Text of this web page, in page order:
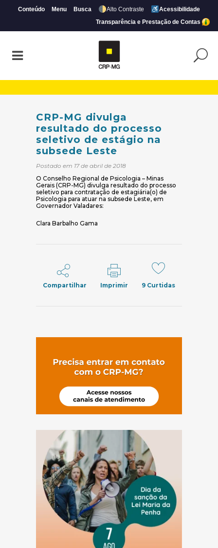
Conteúdo Menu Busca Alto Contraste
Acessibilidade
Transparência e Prestação de Contas
CRP-MG divulga
resultado do processo
seletivo de estágio na
subsede Leste
Postado em 17 de abril de 2018
O Conselho Regional de Psicologia – Minas
Gerais (CRP-MG) divulga resultado do processo
seletivo para contratação de estagiária(o) de
Psicologia para atuar na subsede Leste, em
Governador Valadares:
Clara Barbalho Gama
Compartilhar Imprimir 9 Curtidas